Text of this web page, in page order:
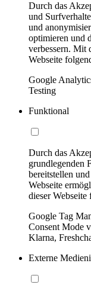
Durch das
und
und
optimieren und
verbessern. Mit
Webseite
Google
Testing
Funktional
Durch das
grundlegenden
bereitstellen
Webseite
dieser
Google Tag
Consent Mode
Klarna,
Externe